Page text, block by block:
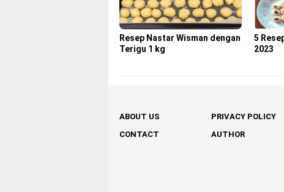
Resep Nastar Wisman dengan
Terigu 1 kg
5
2023
ABOUT US PRIVACY POLICY
CONTACT
AUTHOR